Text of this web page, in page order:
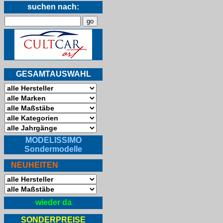
suchen nach:
GESAMTAUSWAHL
MODELISSIMO
Sondermodelle
NEUHEITEN
wieder da
SONDERPREISE